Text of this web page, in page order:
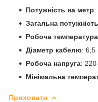
Потужність на метр:
Загальна потужність
Робоча температура
Діаметр кабелю: 6,5
Робоча напруга:
Мінімальна
Приховати